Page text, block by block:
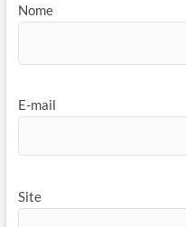
Nome
E-mail
Site